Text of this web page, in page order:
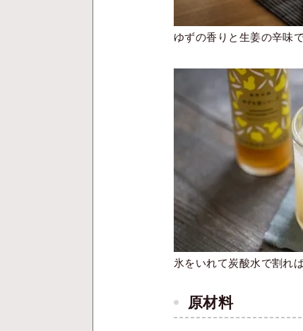
ゆずの香りと生姜の辛味
氷をいれて炭酸水で割れ
原材料